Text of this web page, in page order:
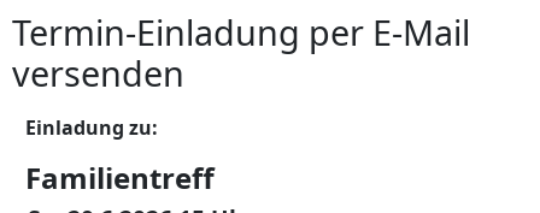
Termin-Einladung per E-Mail
versenden
Einladung zu:
Familientreff